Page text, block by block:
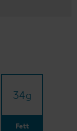
34g
Fett